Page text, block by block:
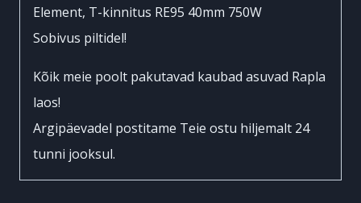
kogus
Element, T-kinnitus RE95 40mm 750W
Sobivus piltidel!
Kõik meie poolt pakutavad kaubad asuvad Rapla
laos!
Argipäevadel postitame Teie ostu hiljemalt 24
tunni jooksul.